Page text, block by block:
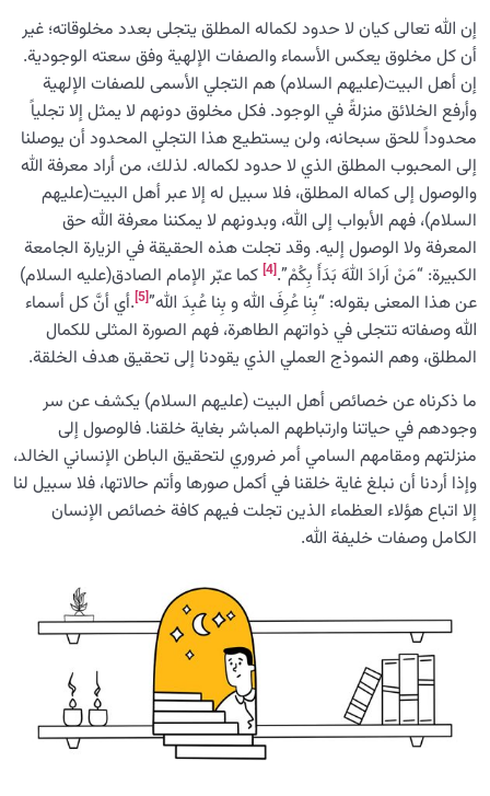
إن الله تعالى كيان لا حدود لكماله المطلق يتجلى بعدد مخلوقاته؛ غير
أن كل مخلوق يعكس الأسماء والصفات الإلهية وفق سعته الوجودية.
إن أهل البيت(عليهم السلام) هم التجلي الأسمى للصفات الإلهية
وأرفع الخلائق منزلةً في الوجود. فكل مخلوق دونهم لا يمثل إلا تجلياً
محدوداً للحق سبحانه، ولن يستطيع هذا التجلي المحدود أن يوصلنا
إلى المحبوب المطلق الذي لا حدود لكماله. لذلك، من أراد معرفة الله
والوصول إلى كماله المطلق، فلا سبيل له إلا عبر أهل البيت(عليهم
السلام)، فهم الأبواب إلى الله، وبدونهم لا يمكننا معرفة الله حق
المعرفة ولا الوصول إليه. وقد تجلت هذه الحقيقة في الزيارة الجامعة
الكبيرة: “مَنْ اَرادَ اللهَ بَدَأَ بِكُمْ”.[4]
كما عبّر الإمام الصادق(عليه السلام)
عن هذا المعنى بقوله: “بِنا عُرِفَ الله و بِنا عُبِدَ الله”[5]
.أي أنَّ كل أسماء
الله وصفاته تتجلى في ذواتهم الطاهرة، فهم الصورة المثلى للكمال
المطلق، وهم النموذج العملي الذي يقودنا إلى تحقيق هدف الخلقة.
ما ذكرناه عن خصائص أهل البيت (عليهم السلام) يكشف عن سر
وجودهم في حياتنا وارتباطهم المباشر بغاية خلقنا. فالوصول إلى
منزلتهم ومقامهم السامي أمر ضروري لتحقيق الباطن الإنساني الخالد،
وإذا أردنا أن نبلغ غاية خلقنا في أكمل صورها وأتم حالاتها، فلا سبيل لنا
إلا اتباع هؤلاء العظماء الذين تجلت فيهم كافة خصائص الإنسان
الكامل وصفات خليفة الله.